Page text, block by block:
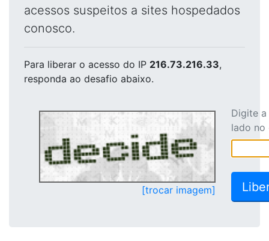
acessos suspeitos a sites hospedados
conosco.
Para liberar o acesso do IP 216.73.216.33,
responda ao desafio abaixo.
[trocar imagem]
Digite
lado no